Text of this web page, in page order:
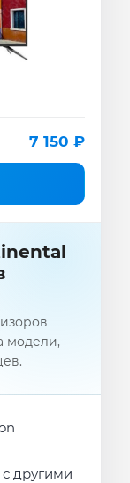
7 150 ₽
модели,
другими